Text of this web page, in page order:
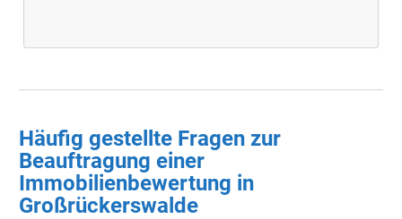
Häufig gestellte Fragen zur
Beauftragung einer
Immobilienbewertung in
Großrückerswalde